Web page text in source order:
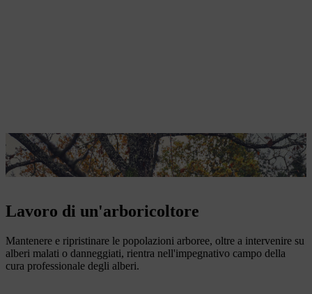
Viktoria Carstens rimuove i rami marci dall'albero per motivi di
sicurezza.
Lavoro di un'arboricoltore
Mantenere e ripristinare le popolazioni arboree, oltre a intervenire su
alberi malati o danneggiati, rientra nell'impegnativo campo della
cura professionale degli alberi.